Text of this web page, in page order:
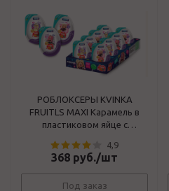
РОБЛОКСЕРЫ KVINKA
FRUITLS MAXI Карамель в
пластиковом яйце с
4,9
368 руб./шт
Под заказ